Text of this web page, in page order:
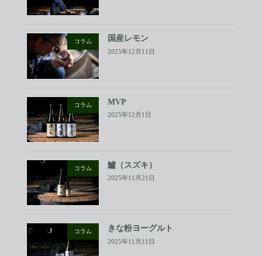
コラム 国産レモン
2025年12月11日
コラム MVP
2025年12月1日
コラム 鱸（スズキ）
2025年11月21日
コラム きな粉ヨーグルト
2025年11月11日